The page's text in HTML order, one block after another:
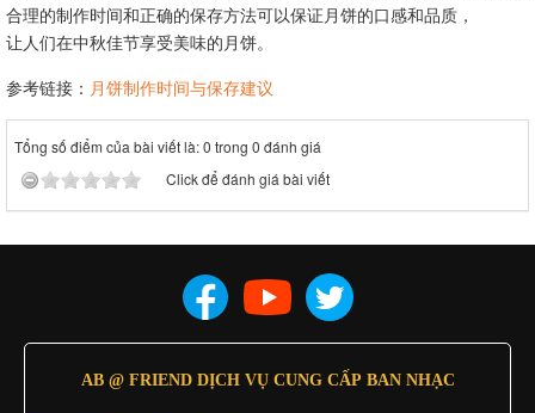
合理的制作时间和正确的保存方法可以保证月饼的口感和品质，
让人们在中秋佳节享受美味的月饼。
参考链接： 月饼制作时间与保存建议
Tổng số điểm của bài viết là: 0 trong 0 đánh giá
Click để đánh giá bài viết
AB @ FRIEND DỊCH VỤ CUNG CẤP BAN NHẠC